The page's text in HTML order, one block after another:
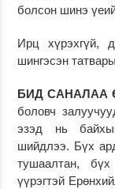
болсон шинэ
Ирц хүрэхгүй,
шингэсэн
БИД САНАЛАА
боловч
эзэд нь
шийдлээ. Бүх
тушаалтан,
үүрэгтэй